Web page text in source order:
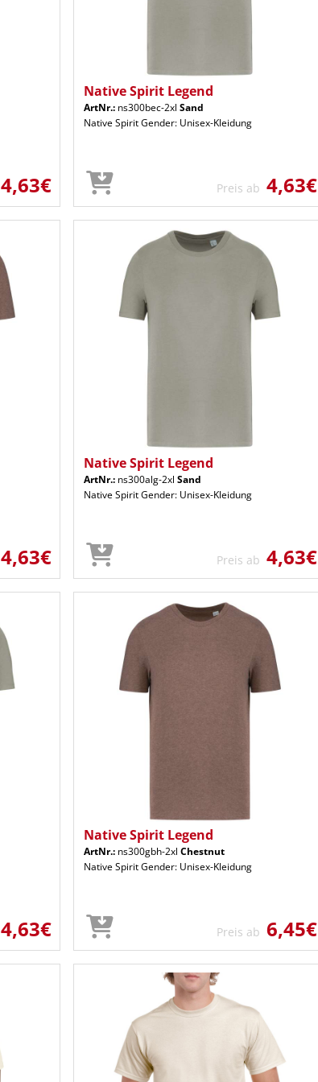
4,63€
Native Spirit Legend
ArtNr.: ns300bec-2xl Sand
Native Spirit Gender: Unisex-Kleidung
Preis ab 4,63€
4,63€
Native Spirit Legend
ArtNr.: ns300alg-2xl Sand
Native Spirit Gender: Unisex-Kleidung
Preis ab 4,63€
4,63€
Native Spirit Legend
ArtNr.: ns300gbh-2xl Chestnut
Native Spirit Gender: Unisex-Kleidung
Preis ab 6,45€